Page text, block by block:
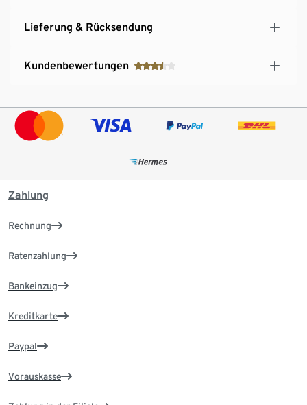
Lieferung & Rücksendung
Kundenbewertungen
Zahlung
Rechnung
Ratenzahlung
Bankeinzug
Kreditkarte
Paypal
Vorauskasse